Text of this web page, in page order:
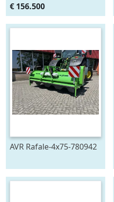
783659
€ 156.500
AVR Rafale-4x75-780942